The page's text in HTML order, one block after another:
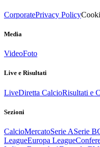
CorporatePrivacy Policy
Media
VideoFoto
Live e Risultati
LiveDiretta CalcioRisultati e
Sezioni
CalcioMercatoSerie ASerie B
LeagueEuropa League